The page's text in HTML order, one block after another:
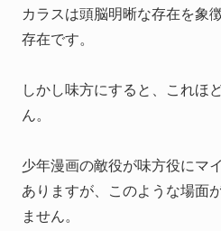
カラスは頭脳明晰な存在を象
存在です。
しかし味方にすると、これほ
ん。
少年漫画の敵役が味方役にマ
ありますが、このような場面
ません。